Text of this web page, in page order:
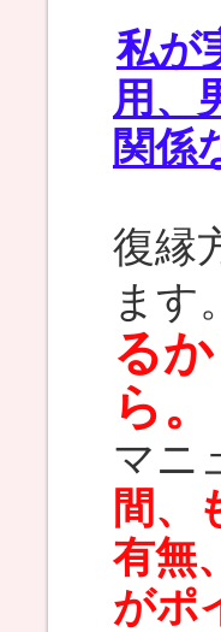
私が
用、
関係
復縁
ます
る
ら。
マニ
間、
有無
がポ